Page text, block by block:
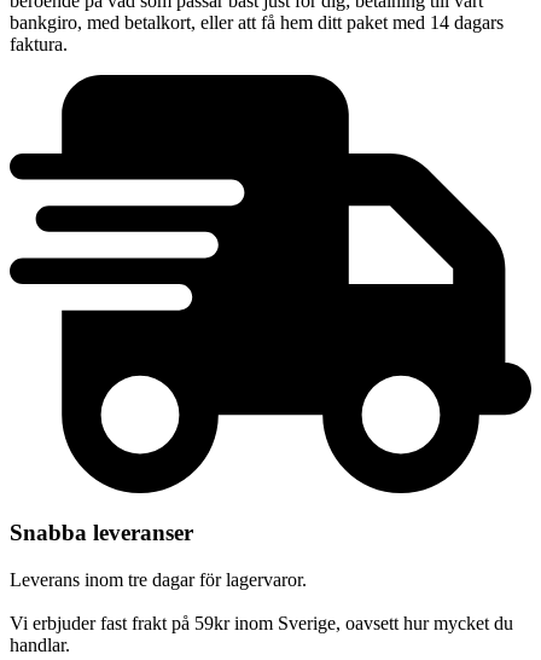
bankgiro, med betalkort, eller att få hem ditt paket med 14 dagars
faktura.
Snabba leveranser
Leverans inom tre dagar för lagervaror.
Vi erbjuder fast frakt på 59kr inom Sverige, oavsett hur mycket du
handlar.